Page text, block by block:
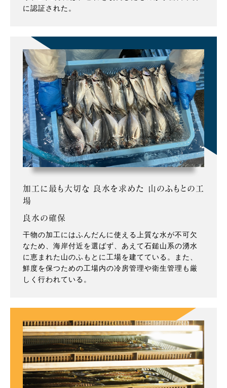
に認証された。
加工に最も大切な 良水を求めた 山のふもとの工
場
良水の確保
干物の加工にはふんだんに使える上質な水が不可欠
なため、海岸付近を選ばず、あえて石鎚山系の湧水
に恵まれた山のふもとに工場を建てている。また、
鮮度を保つための工場内の冷房管理や衛生管理も厳
しく行われている。